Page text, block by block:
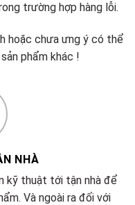
trường hợp hàng lỗi.
hoặc chưa ưng ý có thể
phẩm khác !
NHÀ
kỹ thuật tới tận nhà để
Và ngoài ra đối với